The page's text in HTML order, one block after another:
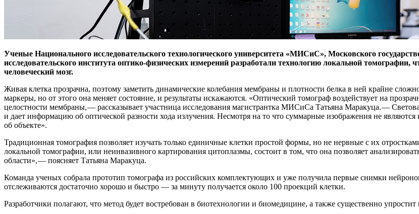
Ученые Национального исследовательского технологического университета «МИСиС», Московского
исследовательского института оптико-физических измерений разработали технологию локальной
человеческий мозг.
Живая клетка прозрачна, поэтому заметить динамические колебания мембраны и плотности белка в ней крайне
маркеры, но от этого она меняет состояние, и результаты искажаются. «Оптический томограф воздействует на
целостности мембраны, — ​рассказывает участница исследования магистрантка МИСиСа Татьяна Маракуца. —
и дает информацию об оптической разности хода излучения. Несмотря на то что суммарные изображения не
об объекте».
Традиционная томография позволяет изучать только единичные клетки простой формы, но не нервные с их
локальной томографии, или неинвазивного картирования цитоплазмы, состоит в том, что она позволяет
области», — ​поясняет Татьяна Маракуца.
Команда ученых собрала прототип томографа из российских комплектующих и уже получила первые снимки
отслеживаются достаточно хорошо и быстро — ​за минуту получается около 100 проекций клетки.
Разработчики полагают, что метод будет востребован в биотехнологии и биомедицине, а также существенно